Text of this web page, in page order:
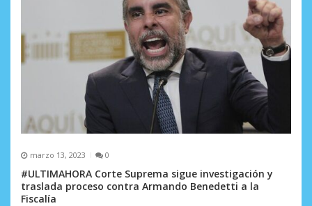
marzo 13, 2023 0
#ULTIMAHORA Corte Suprema sigue investigación y
traslada proceso contra Armando Benedetti a la
Fiscalía